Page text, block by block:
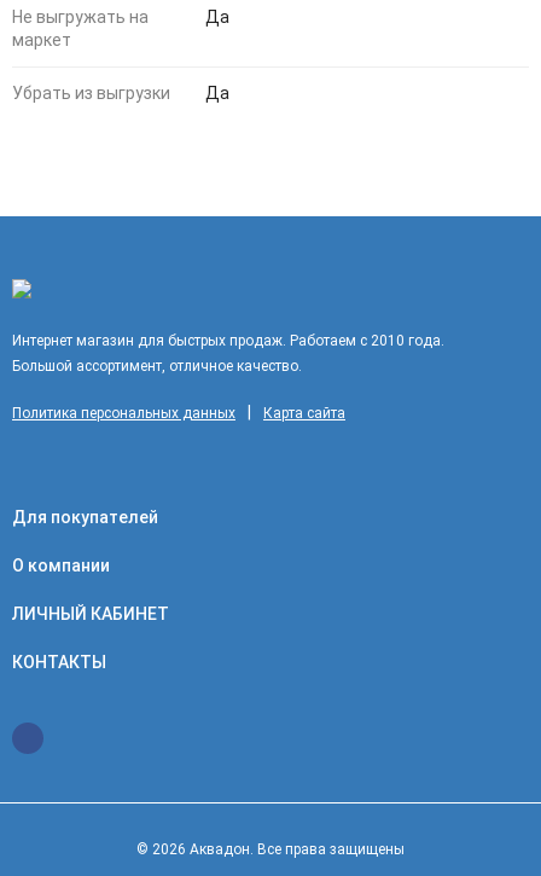
Не выгружать на
маркет
Да
Убрать из выгрузки Да
Интернет магазин для быстрых продаж. Работаем с 2010 года.
Большой ассортимент, отличное качество.
Политика персональных данных Карта сайта
Для покупателей
О компании
ЛИЧНЫЙ КАБИНЕТ
КОНТАКТЫ
© 2026 Аквадон. Все права защищены